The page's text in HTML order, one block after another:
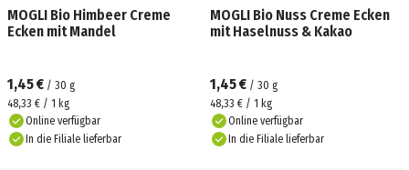
MOGLI Bio Himbeer Creme
Ecken mit Mandel
1,45 € / 30 g
48,33 € / 1 kg
Online verfügbar
In die Filiale lieferbar
MOGLI Bio Nuss Creme Ecken
mit Haselnuss & Kakao
1,45 € / 30 g
48,33 € / 1 kg
Online verfügbar
In die Filiale lieferbar